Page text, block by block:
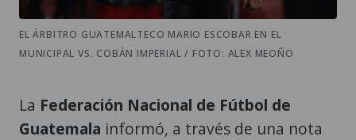
EL ÁRBITRO GUATEMALTECO MARIO ESCOBAR EN EL
MUNICIPAL VS. COBÁN IMPERIAL / FOTO: ALEX MEOÑO
La Federación Nacional de Fútbol de
Guatemala informó, a través de una nota